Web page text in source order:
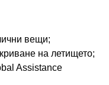
вещи;
на летището;
Assistance